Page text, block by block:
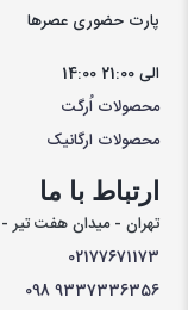
پارت حضوری عصرها
14:00 الی 21:00
محصولات اُرگت
محصولات ارگانیک
ارتباط با ما
تهران - میدان هفت تیر -
02177671173
0989337336356